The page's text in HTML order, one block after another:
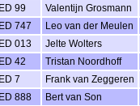
99 Valentijn Grosmann
747 Leo van der Meulen
013 Jelte Wolters
42 Tristan Noordhoff
7 Frank van Zeggeren
888 Bert van Son